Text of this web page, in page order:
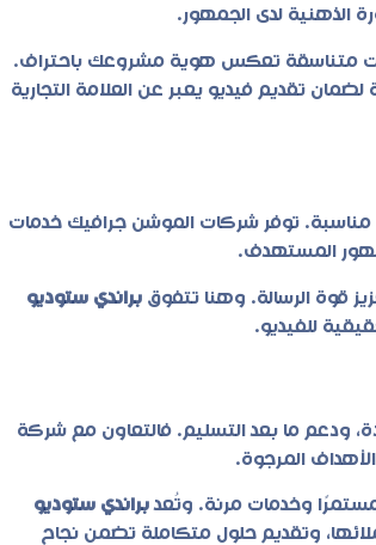
الذهنية لدى الجمهور.
متناسقة تعكس هوية مشروعك باحتراف.
تقديم فيديو يعبر عن العلامة التجارية
توفر شركات الموشن جرافيك خدمات
المستهدف.
قوة الرسالة. وهنا تتفوق براندي ستوديو
للفيديو.
ودعم ما بعد التسليم. فالتعاون مع شركة
المرجوة.
وخدمات مرنة. وتُعدبراندي ستوديو
وتقديم حلول متكاملة تضمن نجاح